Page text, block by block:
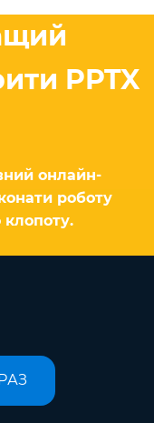
PPTX
онлайн-
роботу
клопоту.